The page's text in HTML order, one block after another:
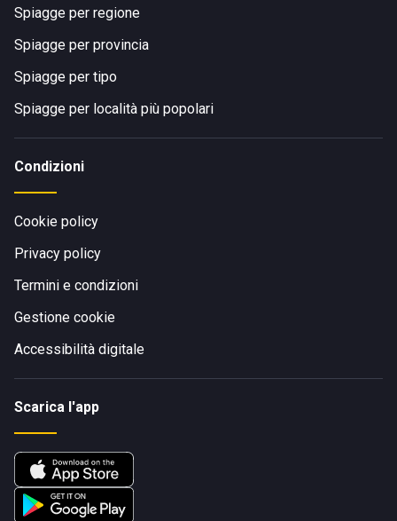
Spiagge per regione
Spiagge per provincia
Spiagge per tipo
Spiagge per località più popolari
Condizioni
Cookie policy
Privacy policy
Termini e condizioni
Gestione cookie
Accessibilità digitale
Scarica l'app